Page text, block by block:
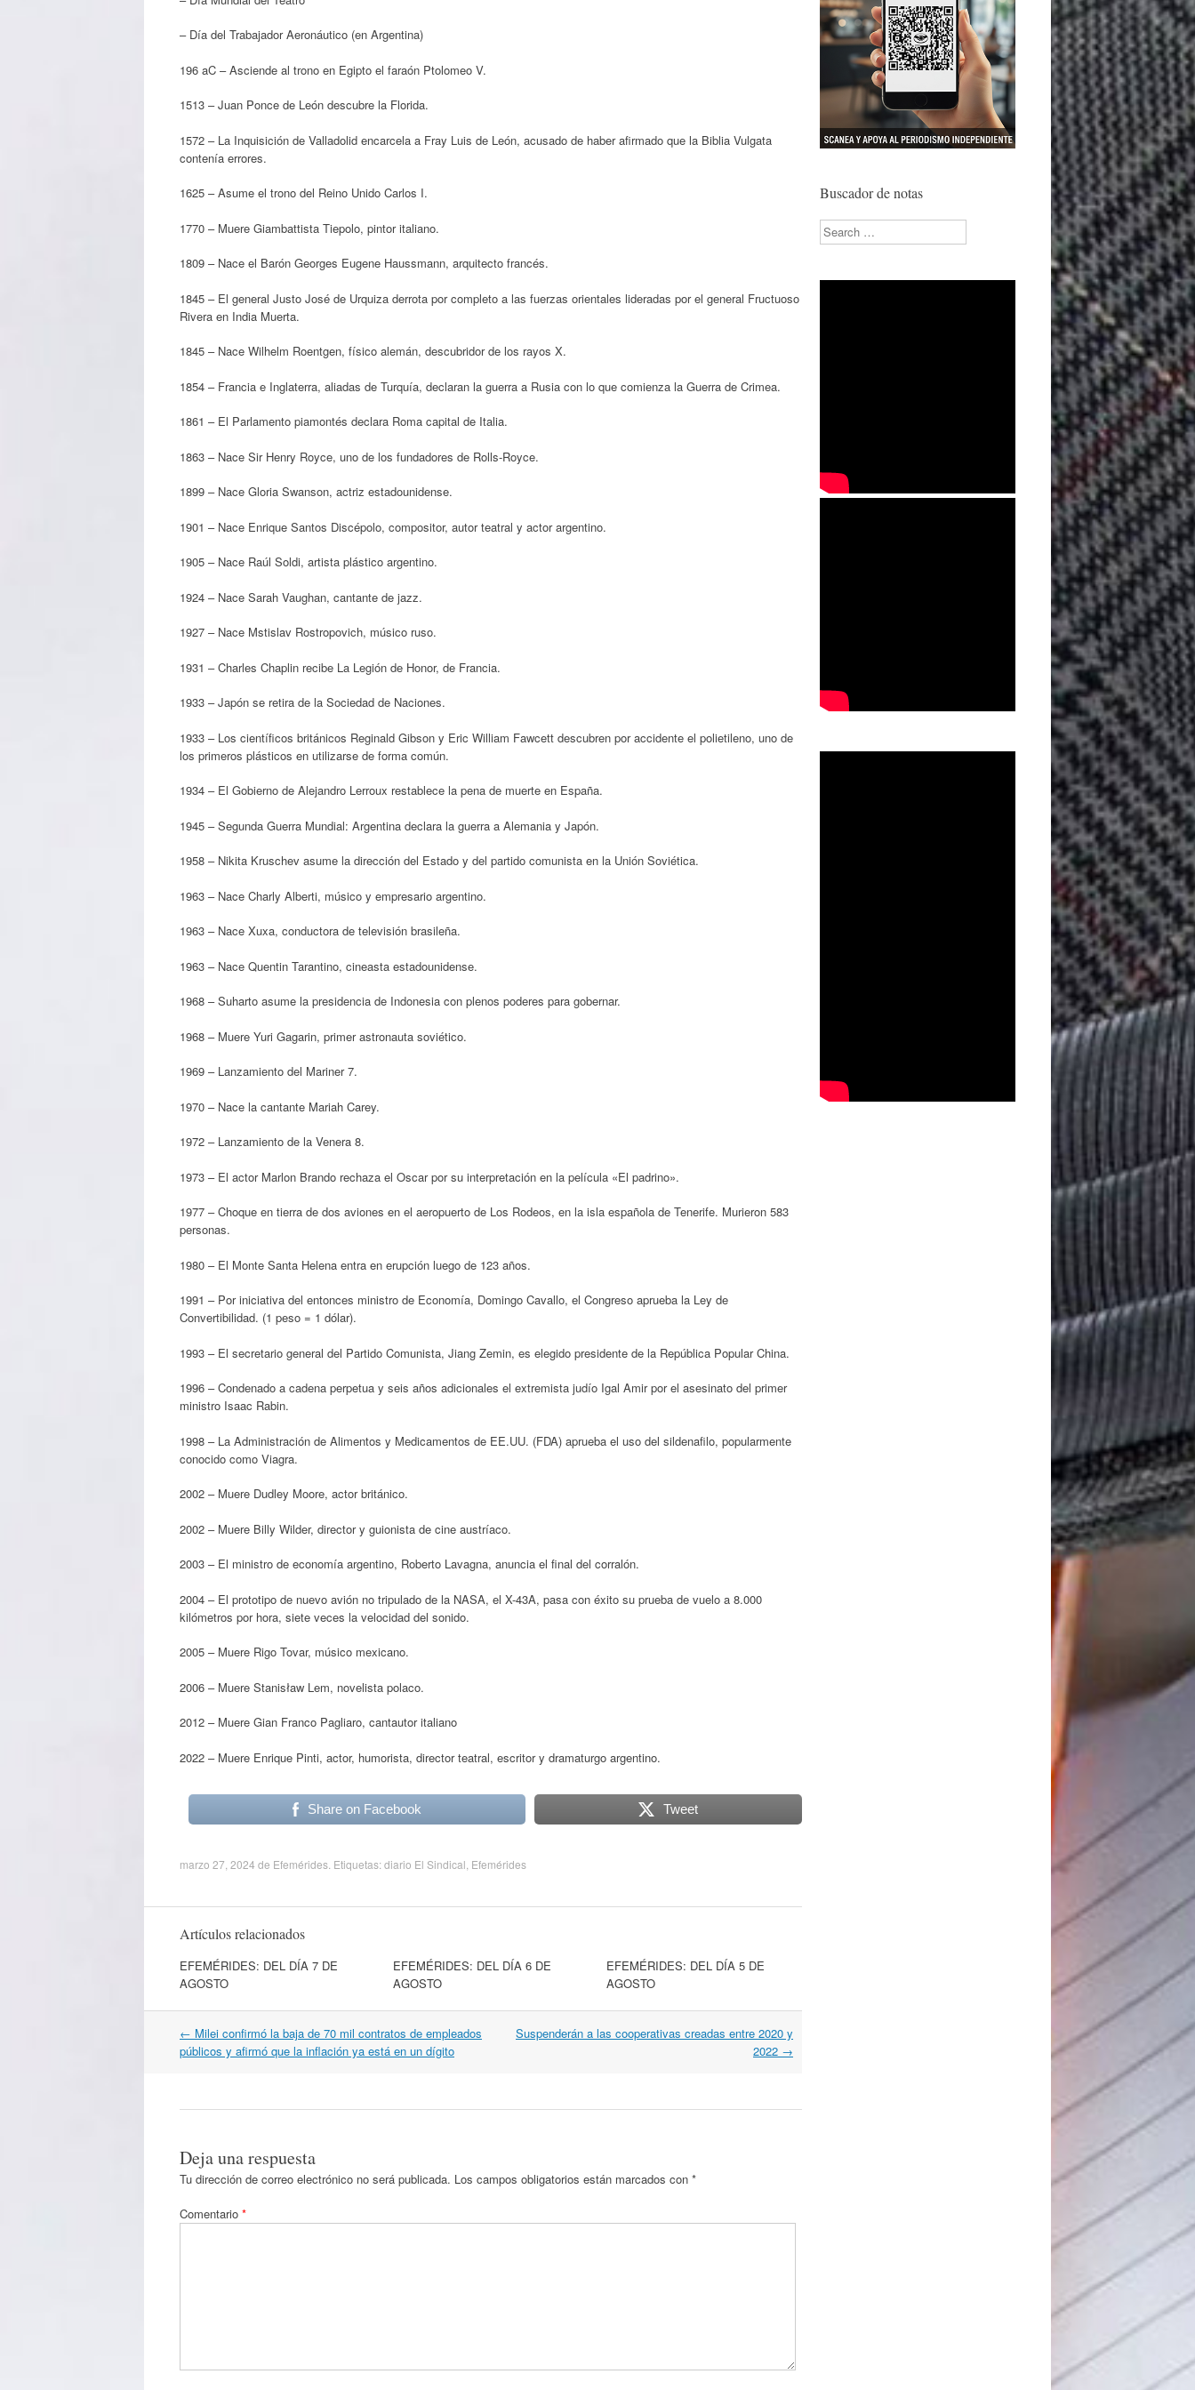
– Día del Trabajador Aeronáutico (en Argentina)
196 aC – Asciende al trono en Egipto el faraón Ptolomeo V.
1513 – Juan Ponce de León descubre la Florida.
1572 – La Inquisición de Valladolid encarcela a Fray Luis de León, acusado de haber afirmado que la Biblia Vulgata
contenía errores.
1625 – Asume el trono del Reino Unido Carlos I.
1770 – Muere Giambattista Tiepolo, pintor italiano.
1809 – Nace el Barón Georges Eugene Haussmann, arquitecto francés.
1845 – El general Justo José de Urquiza derrota por completo a las fuerzas orientales lideradas por el general Fructuoso
Rivera en India Muerta.
1845 – Nace Wilhelm Roentgen, físico alemán, descubridor de los rayos X.
1854 – Francia e Inglaterra, aliadas de Turquía, declaran la guerra a Rusia con lo que comienza la Guerra de Crimea.
1861 – El Parlamento piamontés declara Roma capital de Italia.
1863 – Nace Sir Henry Royce, uno de los fundadores de Rolls-Royce.
1899 – Nace Gloria Swanson, actriz estadounidense.
1901 – Nace Enrique Santos Discépolo, compositor, autor teatral y actor argentino.
1905 – Nace Raúl Soldi, artista plástico argentino.
1924 – Nace Sarah Vaughan, cantante de jazz.
1927 – Nace Mstislav Rostropovich, músico ruso.
1931 – Charles Chaplin recibe La Legión de Honor, de Francia.
1933 – Japón se retira de la Sociedad de Naciones.
1933 – Los científicos británicos Reginald Gibson y Eric William Fawcett descubren por accidente el polietileno, uno de
los primeros plásticos en utilizarse de forma común.
1934 – El Gobierno de Alejandro Lerroux restablece la pena de muerte en España.
1945 – Segunda Guerra Mundial: Argentina declara la guerra a Alemania y Japón.
1958 – Nikita Kruschev asume la dirección del Estado y del partido comunista en la Unión Soviética.
1963 – Nace Charly Alberti, músico y empresario argentino.
1963 – Nace Xuxa, conductora de televisión brasileña.
1963 – Nace Quentin Tarantino, cineasta estadounidense.
1968 – Suharto asume la presidencia de Indonesia con plenos poderes para gobernar.
1968 – Muere Yuri Gagarin, primer astronauta soviético.
1969 – Lanzamiento del Mariner 7.
1970 – Nace la cantante Mariah Carey.
1972 – Lanzamiento de la Venera 8.
1973 – El actor Marlon Brando rechaza el Oscar por su interpretación en la película «El padrino».
1977 – Choque en tierra de dos aviones en el aeropuerto de Los Rodeos, en la isla española de Tenerife. Murieron 583
personas.
1980 – El Monte Santa Helena entra en erupción luego de 123 años.
1991 – Por iniciativa del entonces ministro de Economía, Domingo Cavallo, el Congreso aprueba la Ley de
Convertibilidad. (1 peso = 1 dólar).
1993 – El secretario general del Partido Comunista, Jiang Zemin, es elegido presidente de la República Popular China.
1996 – Condenado a cadena perpetua y seis años adicionales el extremista judío Igal Amir por el asesinato del primer
ministro Isaac Rabin.
1998 – La Administración de Alimentos y Medicamentos de EE.UU. (FDA) aprueba el uso del sildenafilo, popularmente
conocido como Viagra.
2002 – Muere Dudley Moore, actor británico.
2002 – Muere Billy Wilder, director y guionista de cine austríaco.
2003 – El ministro de economía argentino, Roberto Lavagna, anuncia el final del corralón.
2004 – El prototipo de nuevo avión no tripulado de la NASA, el X-43A, pasa con éxito su prueba de vuelo a 8.000
kilómetros por hora, siete veces la velocidad del sonido.
2005 – Muere Rigo Tovar, músico mexicano.
2006 – Muere Stanisław Lem, novelista polaco.
2012 – Muere Gian Franco Pagliaro, cantautor italiano
2022 – Muere Enrique Pinti, actor, humorista, director teatral, escritor y dramaturgo argentino.
Share on Facebook Tweet
marzo 27, 2024 de Efemérides . Etiquetas:diario El Sindical Efemérides
Artículos relacionados
EFEMÉRIDES: DEL DÍA 7 DE
AGOSTO
EFEMÉRIDES: DEL DÍA 6 DE
AGOSTO
EFEMÉRIDES: DEL DÍA 5 DE
AGOSTO
Navegación
por
← Milei confirmó la baja de 70 mil contratos de empleados
públicos y afirmó que la inflación ya está en un dígito
Suspenderán a las cooperativas creadas entre 2020 y
2022 →
Deja una respuesta
Tu dirección de correo electrónico no será publicada. Los campos obligatorios están marcados con *
Comentario *
Buscador de notas
Search